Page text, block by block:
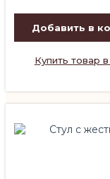
Добавить в
Купить товар в